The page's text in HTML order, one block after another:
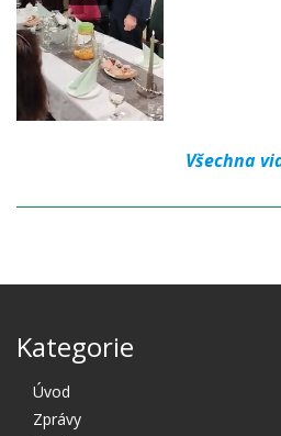
Všechna
Kategorie
Úvod
Zprávy